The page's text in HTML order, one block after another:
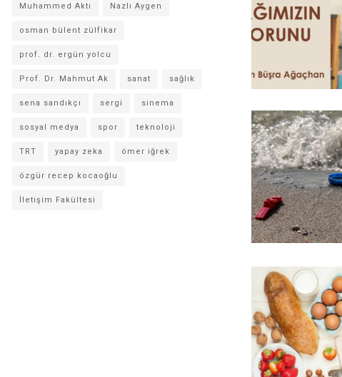
Muhammed Aktı Nazlı Aygen
osman bülent zülfikar
prof. dr. ergün yolcu
Prof. Dr. Mahmut Ak sanat sağlık
sena sandıkçı sergi sinema
sosyal medya spor teknoloji
TRT yapay zeka ömer iğrek
özgür recep kocaoğlu
İletişim Fakültesi